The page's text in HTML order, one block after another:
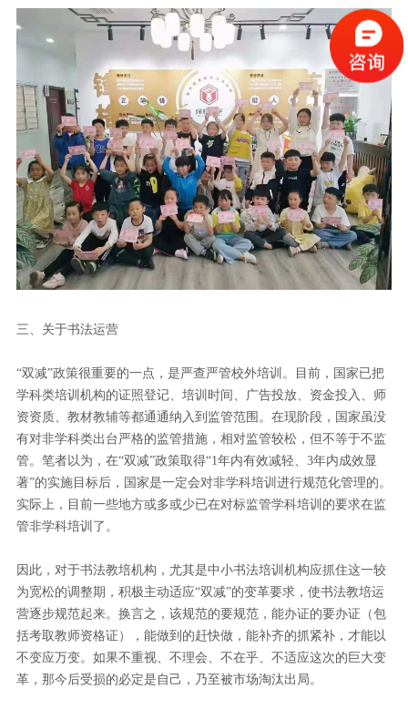
三、关于书法运营
“双减”政策很重要的一点，是严查严管校外培训。目前，国家已把
学科类培训机构的证照登记、培训时间、广告投放、资金投入、师
资资质、教材教辅等都通通纳入到监管范围。在现阶段，国家虽没
有对非学科类出台严格的监管措施，相对监管较松，但不等于不监
管。笔者以为，在“双减”政策取得“1年内有效减轻、3年内成效显
著”的实施目标后，国家是一定会对非学科培训进行规范化管理的。
实际上，目前一些地方或多或少已在对标监管学科培训的要求在监
管非学科培训了。
因此，对于书法教培机构，尤其是中小书法培训机构应抓住这一较
为宽松的调整期，积极主动适应“双减”的变革要求，使书法教培运
营逐步规范起来。换言之，该规范的要规范，能办证的要办证（包
括考取教师资格证），能做到的赶快做，能补齐的抓紧补，才能以
不变应万变。如果不重视、不理会、不在乎、不适应这次的巨大变
革，那今后受损的必定是自己，乃至被市场淘汰出局。